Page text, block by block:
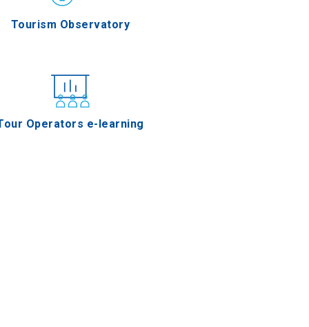
Tourism Observatory
Operators e-learning